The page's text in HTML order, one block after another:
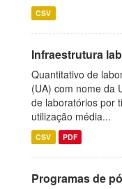
CSV
Infraestrutura
Quantitativo de
(UA) com nome da
de laboratórios por
utilização média...
CSV PDF
Programas de